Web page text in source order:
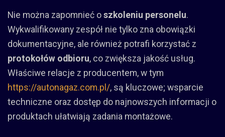
Nie można zapomnieć o szkoleniu personelu.
Wykwalifikowany zespół nie tylko zna obowiązki
dokumentacyjne, ale również potrafi korzystać z
protokołów odbioru, co zwiększa jakość usług.
Właściwe relacje z producentem, w tym
https://autonagaz.com.pl/, są kluczowe; wsparcie
techniczne oraz dostęp do najnowszych informacji o
produktach ułatwiają zadania montażowe.